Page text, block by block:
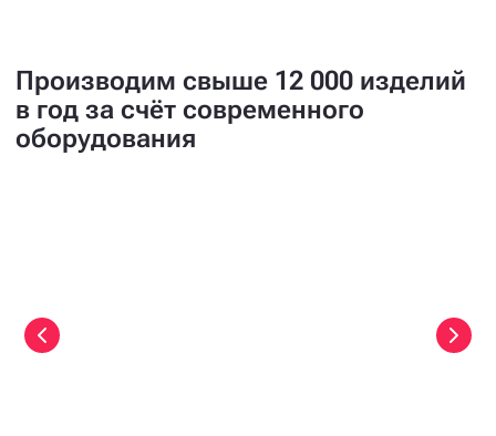
Производим свыше 12 000 изделий
в год за счёт современного
оборудования